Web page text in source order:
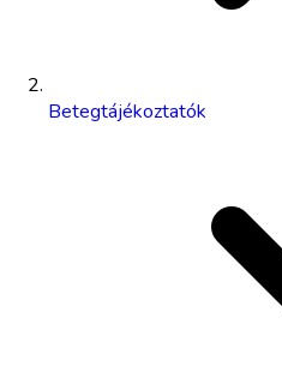
Betegtájékoztatók